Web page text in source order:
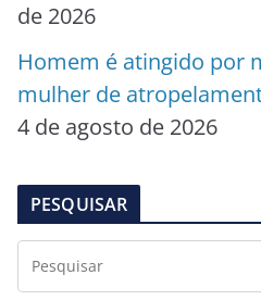
de 2026
Homem é atingido por
mulher de
4 de agosto de 2026
PESQUISAR